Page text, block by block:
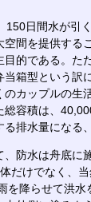
日間水が引
間を提供する
的である。た
箱型という訳
カップルの生
容積は、
排水量になる
防水は舟底に
だけでなく、
を降らせて洪